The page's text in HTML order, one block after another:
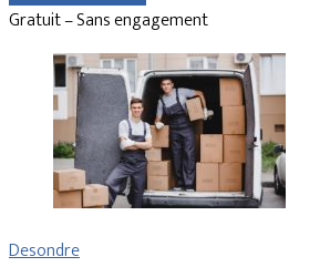
Gratuit – Sans engagement
Desondre